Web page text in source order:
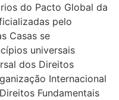
do Pacto Global da
pelo
Casas se
universais
dos Direitos
Internacional
Fundamentais